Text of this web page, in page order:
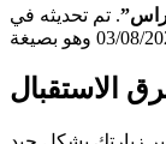
. تم تحديثه في
الاستقبال